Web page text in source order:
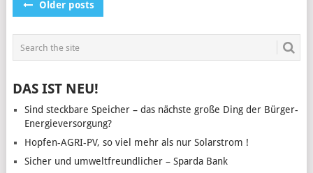
Older posts
DAS IST NEU!
Sind steckbare Speicher – das nächste große Ding der Bürger-
Energieversorgung?
Hopfen-AGRI-PV, so viel mehr als nur Solarstrom !
Sicher und umweltfreundlicher – Sparda Bank